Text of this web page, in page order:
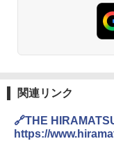
関連リンク
🔗THE
https://